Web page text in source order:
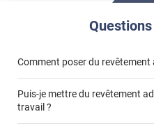
Comment poser du revêtement
« Comment poser
Puis-je mettre du revêtement
travail ?